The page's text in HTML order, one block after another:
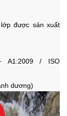
được sản xuất
A1:2009 / ISO
dương)